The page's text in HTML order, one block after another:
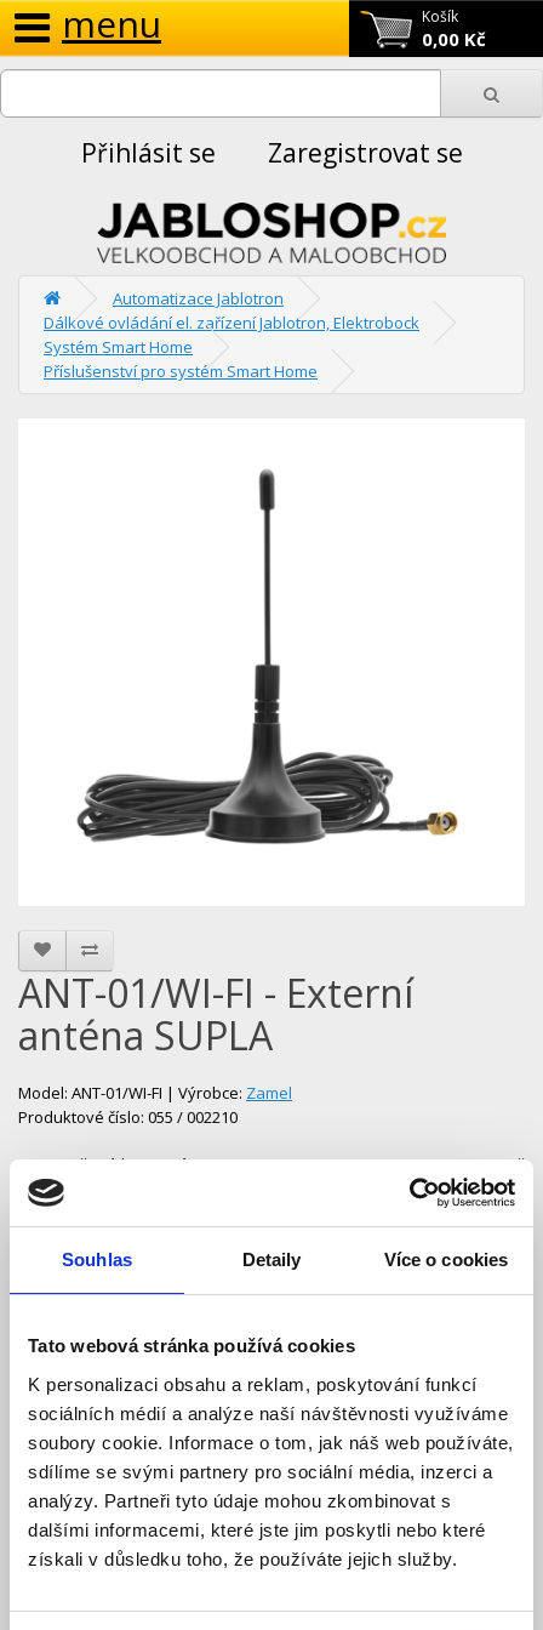
Souhlas Detaily Více o cookies
Tato webová stránka používá cookies
K personalizaci obsahu a reklam, poskytování funkcí
sociálních médií a analýze naší návštěvnosti využíváme
soubory cookie. Informace o tom, jak náš web používáte,
sdílíme se svými partnery pro sociální média, inzerci a
analýzy. Partneři tyto údaje mohou zkombinovat s
dalšími informacemi, které jste jim poskytli nebo které
získali v důsledku toho, že používáte jejich služby.
Košík
0,00 Kč
menu
Přihlásit se Zaregistrovat se
Automatizace Jablotron
Dálkové ovládání el. zařízení Jablotron, Elektrobock
Systém Smart Home
Příslušenství pro systém Smart Home
ANT-01/WI-FI - Externí
anténa SUPLA
Model: ANT-01/WI-FI | Výrobce: Zamel
Produktové číslo: 055 / 002210
Doporučená koncová cena s DPH:
334 Kč
Vaše cena bez DPH:
218,00 Kč
Dostupnost:
Skladem
Do košíku
Popis